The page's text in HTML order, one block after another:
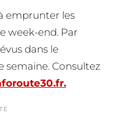
emprunter les
week-end. Par
dans le
Consultez